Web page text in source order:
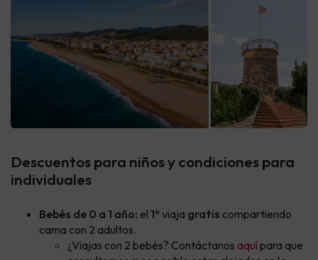
Descuentos para niños y condiciones para
individuales
Bebés de 0 a 1 año: el 1º viaja gratis compartiendo
cama con 2 adultos.
¿Viajas con 2 bebés? Contáctanos aquípara que